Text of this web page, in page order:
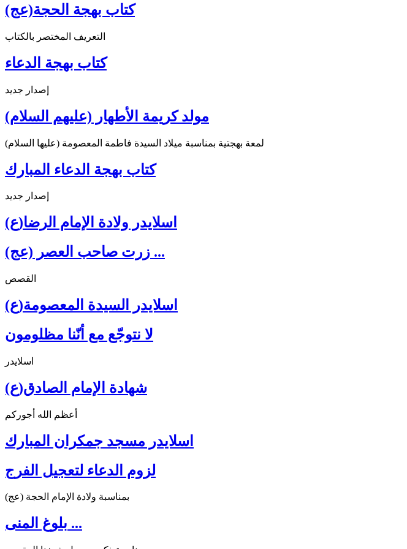
كتاب بهجة الحجة(عج)
التعريف المختصر بالكتاب
كتاب بهجة الدعاء
إصدار جديد
مولد كريمة الأطهار (عليهم السلام)
لمعة بهجتية بمناسبة ميلاد السيدة فاطمة المعصومة (عليها السلام)
كتاب بهجة الدعاء المبارك
إصدار جديد
اسلايدر ولادة الإمام الرضا(ع)
زرت صاحب العصر (عج) ...
القصص
اسلايدر السيدة المعصومة(ع)
لا نتوجّع مع أنّنا مظلومون
اسلايدر
شهادة الإمام الصادق(ع)
أعظم الله أجوركم
اسلايدر مسجد جمكران المبارك
لزوم الدعاء لتعجيل الفرج
بمناسبة ولادة الإمام الحجة (عج)
بلوغ المنى ...